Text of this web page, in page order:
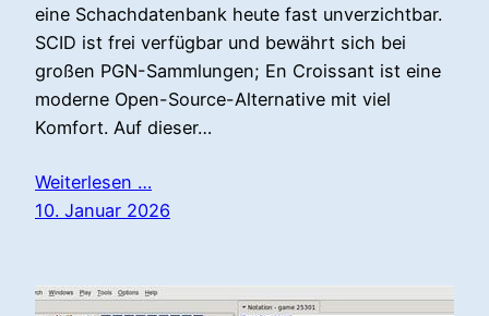
eine Schachdatenbank heute fast unverzichtbar.
SCID ist frei verfügbar und bewährt sich bei
großen PGN-Sammlungen; En Croissant ist eine
moderne Open-Source-Alternative mit viel
Komfort. Auf dieser…
Weiterlesen …
10. Januar 2026